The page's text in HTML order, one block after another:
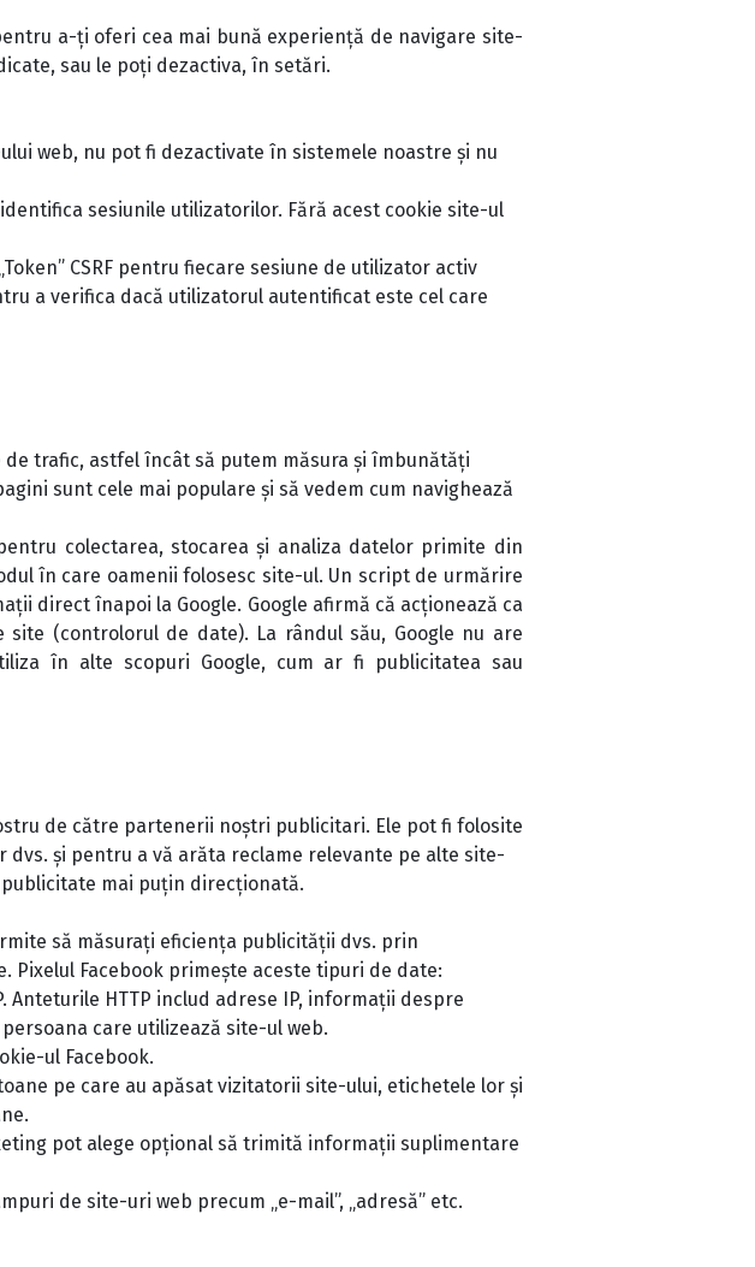
a-ți oferi cea mai bună experiență de navigare site-
sau le poți dezactiva, în setări.
web, nu pot fi dezactivate în sistemele noastre și nu
sesiunile utilizatorilor. Fără acest cookie site-ul
CSRF pentru fiecare sesiune de utilizator activ
a verifica dacă utilizatorul autentificat este cel care
trafic, astfel încât să putem măsura și îmbunătăți
sunt cele mai populare și să vedem cum navighează
colectarea, stocarea și analiza datelor primite din
în care oamenii folosesc site-ul. Un script de urmărire
direct înapoi la Google. Google afirmă că acționează ca
(controlorul de date). La rândul său, Google nu are
în alte scopuri Google, cum ar fi publicitatea sau
de către partenerii noștri publicitari. Ele pot fi folosite
și pentru a vă arăta reclame relevante pe alte site-
mai puțin direcționată.
să măsurați eficiența publicității dvs. prin
Facebook primește aceste tipuri de date:
Anteturile HTTP includ adrese IP, informații despre
care utilizează site-ul web.
ul Facebook.
pe care au apăsat vizitatorii site-ului, etichetele lor și
pot alege opțional să trimită informații suplimentare
de site-uri web precum „e-mail”, „adresă” etc.